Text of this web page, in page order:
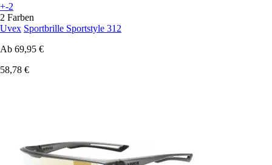
+-2
2 Farben
Uvex Sportbrille Sportstyle 312
Ab 69,95 €
58,78 €